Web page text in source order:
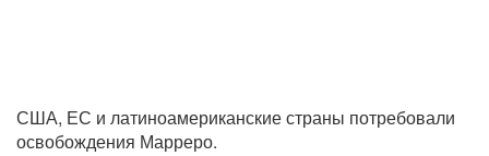
США, ЕС и латиноамериканские страны потребовали
освобождения Марреро.